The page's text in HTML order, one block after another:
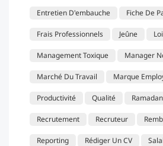
Entretien D'embauche Fiche De
Frais Professionnels Jeûne
Management Toxique Manager
Marché Du Travail Marque
Productivité Qualité Ramadan
Recrutement Recruteur
Reporting Rédiger Un CV